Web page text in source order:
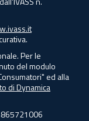
Per le
del modulo
ed alla
di Dynamica